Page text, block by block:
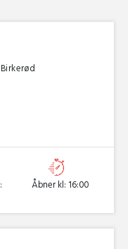
Åbner kl: 16:00